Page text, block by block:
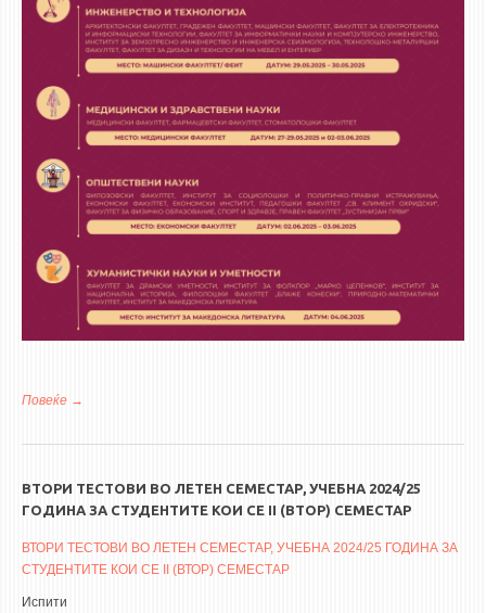
Повеќе за Прва заедничка годишна конференција на докторски студии
ВТОРИ ТЕСТОВИ ВО ЛЕТЕН СЕМЕСТАР, УЧЕБНА 2024/25
ГОДИНА ЗА СТУДЕНТИТЕ КОИ СЕ II (ВТОР) СЕМЕСТАР
ВТОРИ ТЕСТОВИ ВО ЛЕТЕН СЕМЕСТАР, УЧЕБНА 2024/25 ГОДИНА ЗА
СТУДЕНТИТЕ КОИ СЕ II (ВТОР) СЕМЕСТАР
Испити